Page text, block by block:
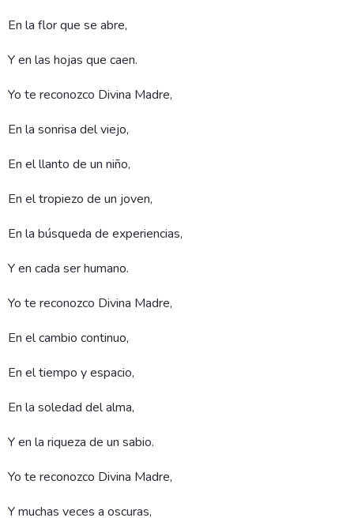
En la flor que se abre,
Y en las hojas que caen.
Yo te reconozco Divina Madre,
En la sonrisa del viejo,
En el llanto de un niño,
En el tropiezo de un joven,
En la búsqueda de experiencias,
Y en cada ser humano.
Yo te reconozco Divina Madre,
En el cambio continuo,
En el tiempo y espacio,
En la soledad del alma,
Y en la riqueza de un sabio.
Yo te reconozco Divina Madre,
Y muchas veces a oscuras,